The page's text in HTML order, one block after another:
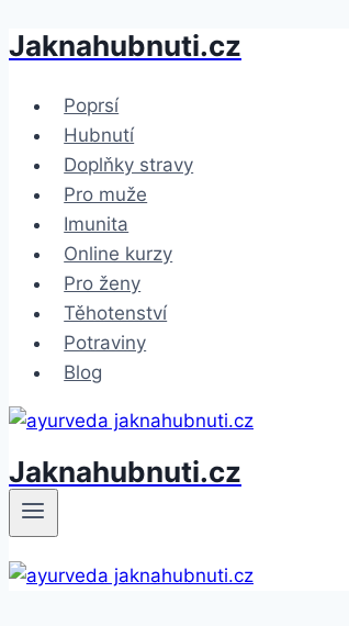
Přeskočit
obsah
Jaknahubnuti.cz
Poprsí
Hubnutí
Doplňky stravy
Pro muže
Imunita
Online kurzy
Pro ženy
Těhotenství
Potraviny
Blog
Jaknahubnuti.cz